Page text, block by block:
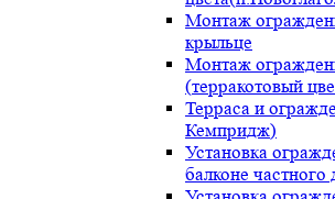
Монтаж
крыльце
Монтаж
(терракотовый
Терраса и
Кемпридж)
Установка
балконе частного